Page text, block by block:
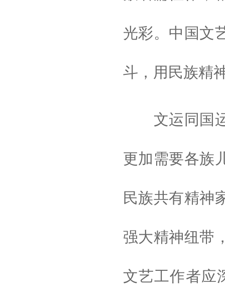
光彩。中国文
斗，用民族精
文运同国运
更加需要各族
民族共有精神
强大精神纽带
文艺工作者应